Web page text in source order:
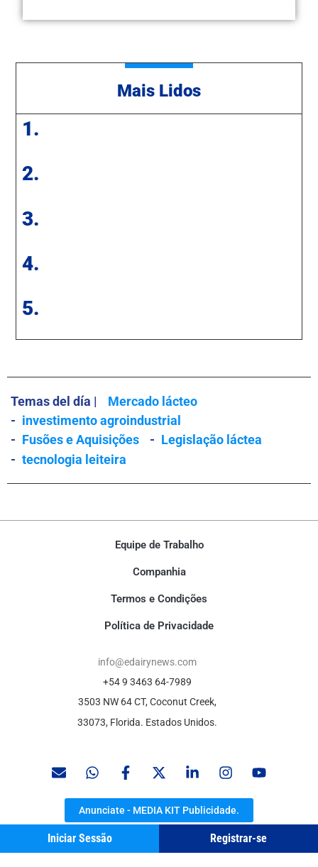
Mais Lidos
1.
2.
3.
4.
5.
Temas del día |
Mercado lácteo
- investimento agroindustrial
- Fusões e Aquisições - Legislação láctea
- tecnologia leiteira
Iniciar Sessão Registrar-se
Equipe de Trabalho
Companhia
Termos e Condições
Política de Privacidade
info@edairynews.com
+54 9 3463 64-7989
3503 NW 64 CT, Coconut Creek,
33073, Florida. Estados Unidos.
Anunciate - MEDIA KIT Publicidade.